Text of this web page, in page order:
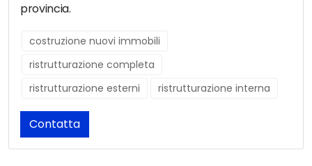
provincia.
costruzione nuovi immobili
ristrutturazione completa
ristrutturazione esterni
ristrutturazione interna
Contatta